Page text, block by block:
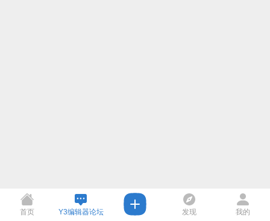
首页 Y3编辑器论坛 发现 我的